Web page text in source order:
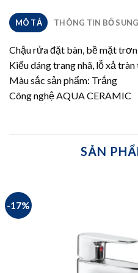
MÔ TẢ THÔNG TIN BỔ SUNG
Chậu rửa đặt bàn, bề mặt trơn
Kiểu dáng trang nhã, lỗ xả
Màu sắc sản phẩm: Trắng
Công nghệ AQUA CERAMIC
SẢN
-17%